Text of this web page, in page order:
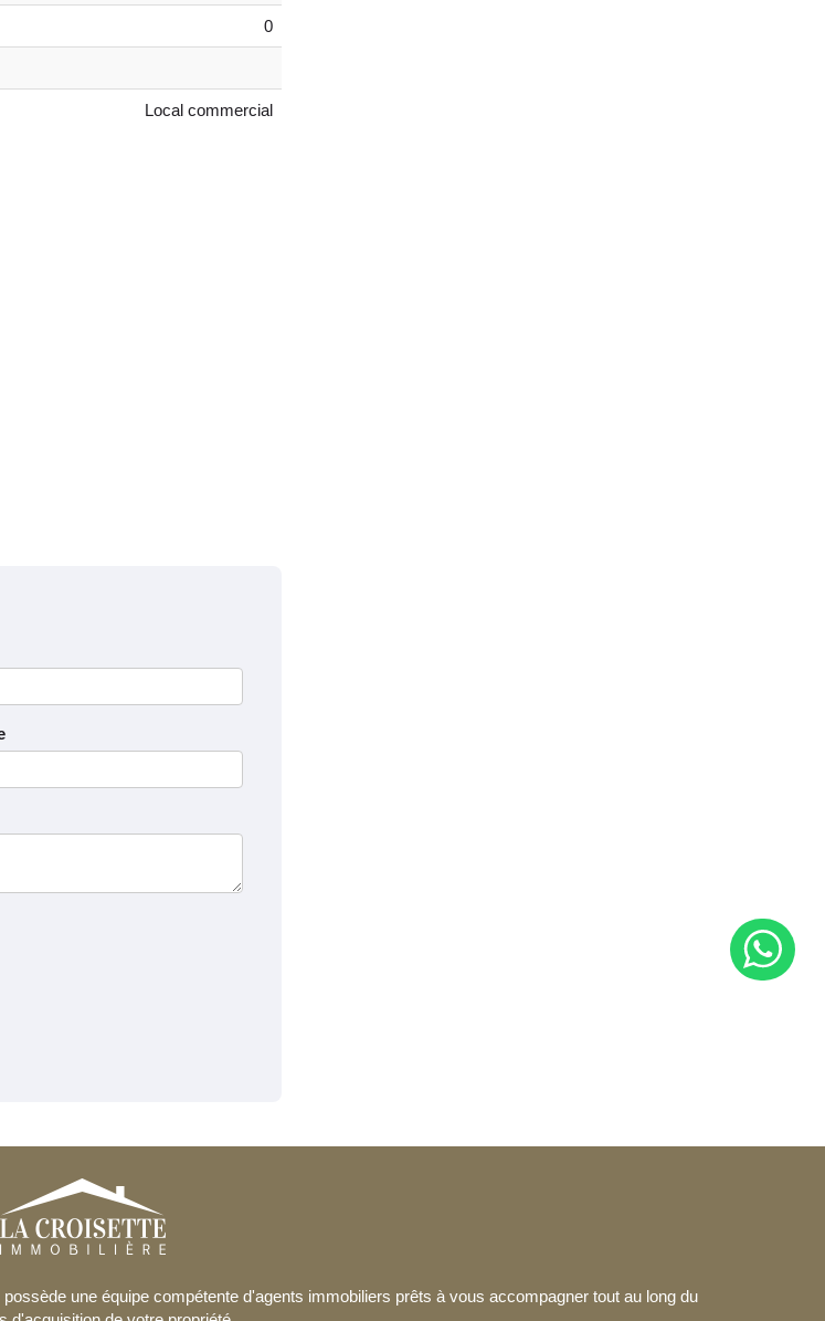
0
Local commercial
une équipe compétente d'agents immobiliers prêts à vous accompagner tout au long du